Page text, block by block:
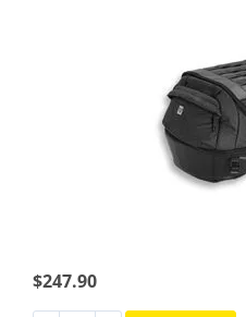
$247.90